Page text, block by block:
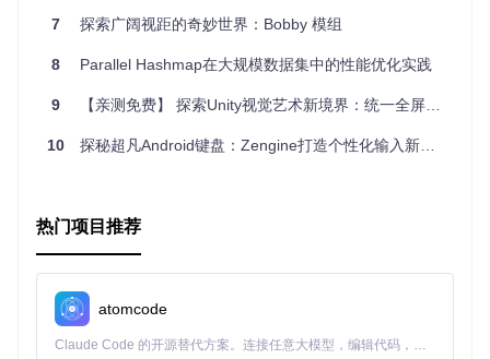
兼容性强
：支持 iOS 平台上大部分设备和系统版本，保证
广泛的适用性。
是你的理想选择。立即尝试这个开源项目，为你的应用增添一
点！
7 探索广阔视距的奇妙世界：Bobby 模组
8 Parallel Hashmap在大规模数据集中的性能优化实践
9 【亲测免费】 探索Unity视觉艺术新境界：统一全屏模糊插件——Unified Universal Blur
10 探秘超凡Android键盘：Zengine打造个性化输入新体验
热门项目推荐
atomcode
Claude Code 的开源替代方案。连接任意大模型，编辑代码，运行命令，自动验证 — 全自动执行。用 Rust 构建，极致性能。 ｜ An open-source alternative to Claude Code. Connect any LLM, edit code, run commands, and verify changes — autonomously. Built in Rust for speed. Get Started